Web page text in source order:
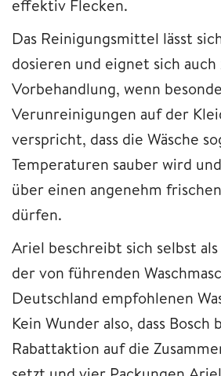
effektiv Flecken.
Das Reinigungsmittel lässt
dosieren und eignet sich auch
Vorbehandlung, wenn
Verunreinigungen auf der
verspricht, dass die Wäsche
Temperaturen sauber wird
über einen angenehm
dürfen.
Ariel beschreibt sich selbst
der von führenden
Deutschland empfohlenen
Kein Wunder also, dass Bosch
Rabattaktion auf die